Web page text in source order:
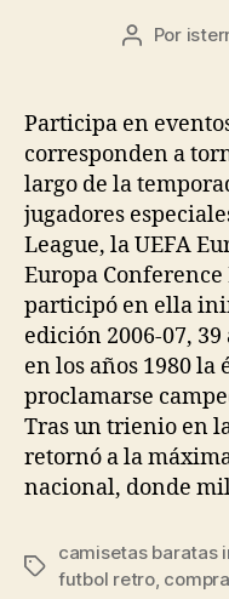
Autor
entrada
Por
Participa en
corresponden a
largo de la
jugadores
League, la UEFA
Europa Conference
participó en ella
edición 2006-07,
en los años 1980 la
proclamarse
Tras un trienio en
retornó a la
nacional, donde
Etiquetas
camisetas baratas
futbol retro,